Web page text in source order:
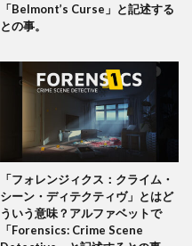
「Belmont’s Curse」と記述する
との事。
「フォレンジィクス：クライム・
シーン・ディテクティヴ」とはど
ういう意味？アルファベットで
「Forensics: Crime Scene